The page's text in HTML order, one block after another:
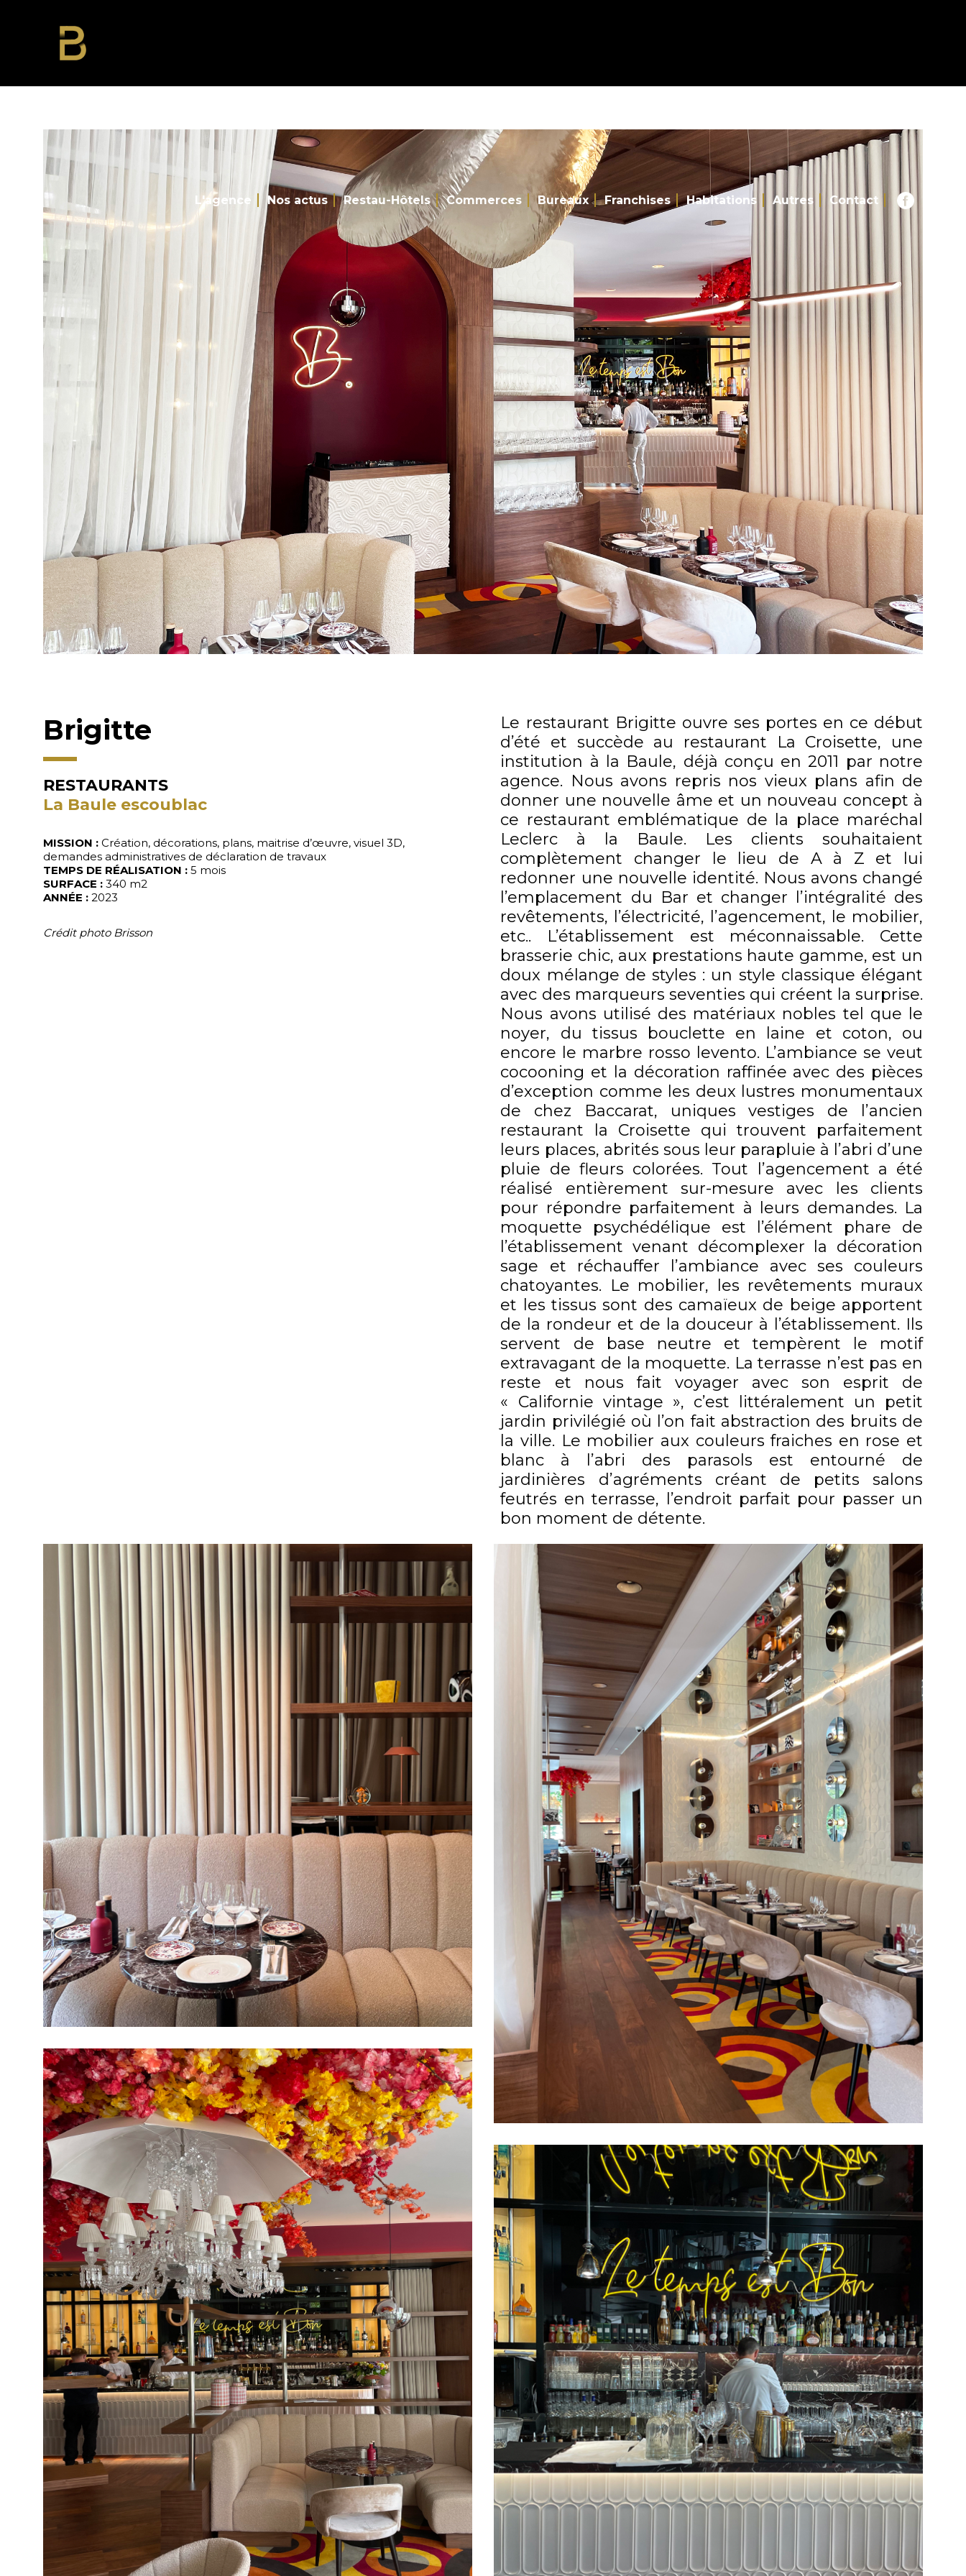
L'agence Nos actus Restau-Hôtels Commerces Bureaux Franchises Habitations Autres Contact
Brigitte
RESTAURANTS
La Baule escoublac
MISSION : Création, décorations, plans, maitrise d’œuvre, visuel 3D,
demandes administratives de déclaration de travaux
TEMPS DE RÉALISATION : 5 mois
SURFACE : 340 m2
ANNÉE : 2023
Crédit photo Brisson
Le restaurant Brigitte ouvre ses portes en ce début
d’été et succède au restaurant La Croisette, une
institution à la Baule, déjà conçu en 2011 par notre
agence. Nous avons repris nos vieux plans afin de
donner une nouvelle âme et un nouveau concept à
ce restaurant emblématique de la place maréchal
Leclerc à la Baule. Les clients souhaitaient
complètement changer le lieu de A à Z et lui
redonner une nouvelle identité. Nous avons changé
l’emplacement du Bar et changer l’intégralité des
revêtements, l’électricité, l’agencement, le mobilier,
etc.. L’établissement est méconnaissable. Cette
brasserie chic, aux prestations haute gamme, est un
doux mélange de styles : un style classique élégant
avec des marqueurs seventies qui créent la surprise.
Nous avons utilisé des matériaux nobles tel que le
noyer, du tissus bouclette en laine et coton, ou
encore le marbre rosso levento. L’ambiance se veut
cocooning et la décoration raffinée avec des pièces
d’exception comme les deux lustres monumentaux
de chez Baccarat, uniques vestiges de l’ancien
restaurant la Croisette qui trouvent parfaitement
leurs places, abrités sous leur parapluie à l’abri d’une
pluie de fleurs colorées. Tout l’agencement a été
réalisé entièrement sur-mesure avec les clients
pour répondre parfaitement à leurs demandes. La
moquette psychédélique est l’élément phare de
l’établissement venant décomplexer la décoration
sage et réchauffer l’ambiance avec ses couleurs
chatoyantes. Le mobilier, les revêtements muraux
et les tissus sont des camaïeux de beige apportent
de la rondeur et de la douceur à l’établissement. Ils
servent de base neutre et tempèrent le motif
extravagant de la moquette. La terrasse n’est pas en
reste et nous fait voyager avec son esprit de
« Californie vintage », c’est littéralement un petit
jardin privilégié où l’on fait abstraction des bruits de
la ville. Le mobilier aux couleurs fraiches en rose et
blanc à l’abri des parasols est entourné de
jardinières d’agréments créant de petits salons
feutrés en terrasse, l’endroit parfait pour passer un
bon moment de détente.